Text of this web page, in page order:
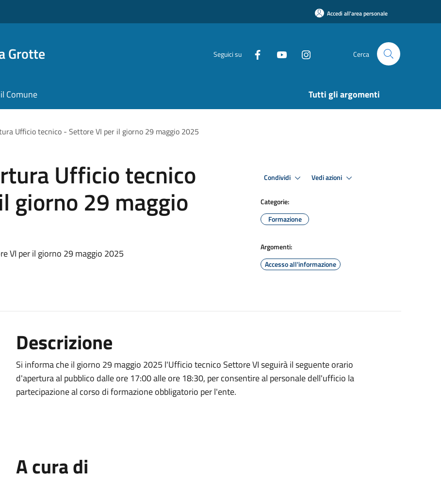
Accedi all'area personale
Grotte Seguici su Cerca
Comune Tutti gli argomenti
Ufficio tecnico - Settore VI per il giorno 29 maggio 2025
Ufficio tecnico
giorno 29 maggio
VI per il giorno 29 maggio 2025
Condividi Vedi azioni
Categorie:
Formazione
Argomenti:
Accesso all'informazione
Descrizione
Si informa che il giorno 29 maggio 2025 l'Ufficio tecnico Settore VI seguirà il seguente orario
d'apertura al pubblico dalle ore 17:00 alle ore 18:30, per consentire al personale dell'ufficio la
partecipazione al corso di formazione obbligatorio per l'ente.
A cura di